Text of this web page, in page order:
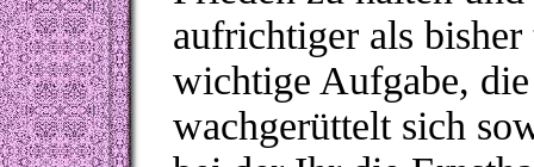
aufrichtiger als
wichtige Aufgabe,
wachgerüttelt sich